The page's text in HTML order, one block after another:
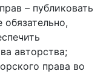
– публиковать
обязательно,
авторства;
права во